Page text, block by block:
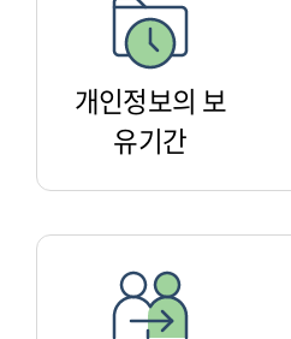
개인정보의 보
유기간